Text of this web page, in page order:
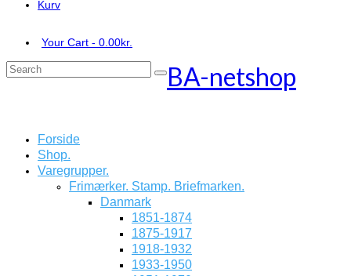
Kurv
Your Cart - 0.00kr.
Search
BA-netshop
Forside
Shop.
Varegrupper.
Frimærker. Stamp. Briefmarken.
Danmark
1851-1874
1875-1917
1918-1932
1933-1950